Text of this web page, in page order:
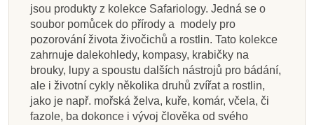
jsou produkty z kolekce Safariology. Jedná se o
soubor pomůcek do přírody a modely pro
pozorování života živočichů a rostlin. Tato kolekce
zahrnuje dalekohledy, kompasy, krabičky na
brouky, lupy a spoustu dalších nástrojů pro bádání,
ale i životní cykly několika druhů zvířat a rostlin,
jako je např. mořská želva, kuře, komár, včela, či
fazole, ba dokonce i vývoj člověka od svého